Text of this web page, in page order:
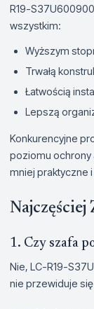
R19-
wszystkim:
Wyższym
Trwałą
Łatwością
Lepszą
Konkurencyjne
poziomu ochrony
mniej praktyczne
Najczęściej
1. Czy szafa
Nie, LC-R19-
nie przewiduje